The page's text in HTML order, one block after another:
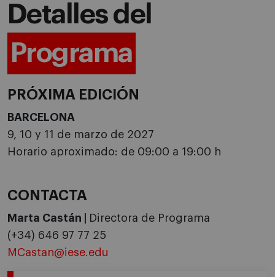
Detalles del
Programa
PRÓXIMA EDICIÓN
BARCELONA
9, 10 y 11 de marzo de 2027
Horario aproximado: de 09:00 a 19:00 h
CONTACTA
Marta Castán |
Directora de Programa
(+34) 646 97 77 25
MCastan@iese.edu